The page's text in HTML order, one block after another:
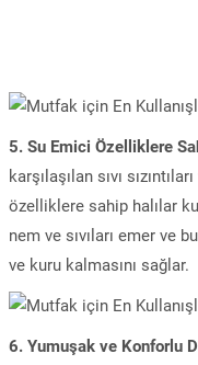
5. Su Emici Özelliklere
karşılaşılan sıvı
özelliklere sahip halılar
nem ve sıvıları emer ve
ve kuru kalmasını sağlar.
6. Yumuşak ve Konforlu